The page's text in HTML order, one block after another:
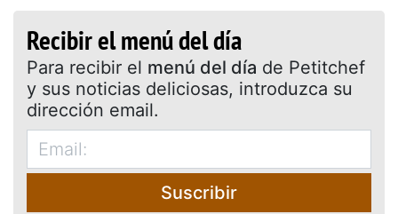
Recibir el menú del día
Para recibir el menú del día de Petitchef
y sus noticias deliciosas, introduzca su
dirección email.
Suscribir